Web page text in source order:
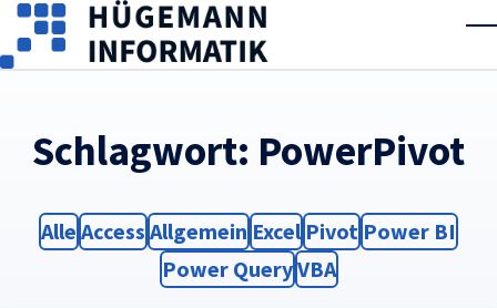
Skip to main content
Schlagwort: PowerPivot
Filter
Alle Filter
Access Filter
Allgemein Filter
Excel Filter
Pivot Filter
Power BI
Filter
Power QueryFilter
VBA